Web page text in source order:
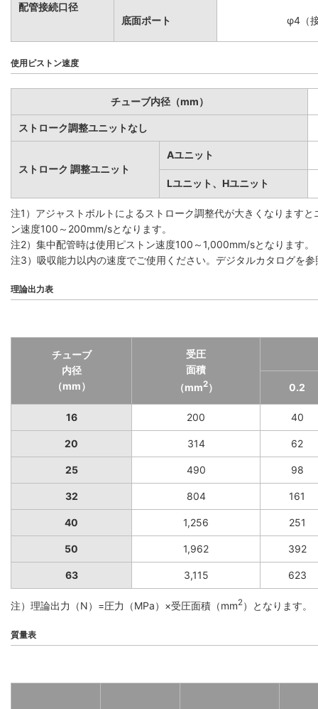
配管接続口径
底面ポート φ4（
使用ピストン速度
チューブ内径（mm）
ストローク調整ユニットなし
ストローク 調整ユニット
Aユニット
Lユニット、Hユニット
注1）アジャストボルトによるストローク調整代が大きくなります
ン速度100～200mm/sとなります。
注2）集中配管時は使用ピストン速度100～1,000mm/sとなります。
注3）吸収能力以内の速度でご使用ください。デジタルカタログを参
理論出力表
チューブ
内径
（mm）
受圧
面積
（mm2） 0.2
16 200 40
20 314 62
25 490 98
32 804 161
40 1,256 251
50 1,962 392
63 3,115 623
注）理論出力（N）=圧力（MPa）×受圧面積（mm2）となります。
質量表